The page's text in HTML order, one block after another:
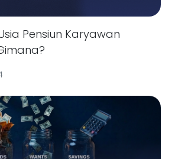
Pensiun Karyawan